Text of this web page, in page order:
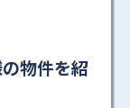
物件を紹